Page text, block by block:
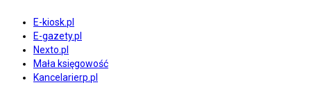
E-kiosk.pl
E-gazety.pl
Nexto.pl
Mała księgowość
Kancelarierp.pl